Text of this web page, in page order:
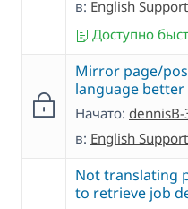
в: English Support
Доступно
Mirror page/
language better
Начато: dennisB-
в: English Support
Not translating
to retrieve job